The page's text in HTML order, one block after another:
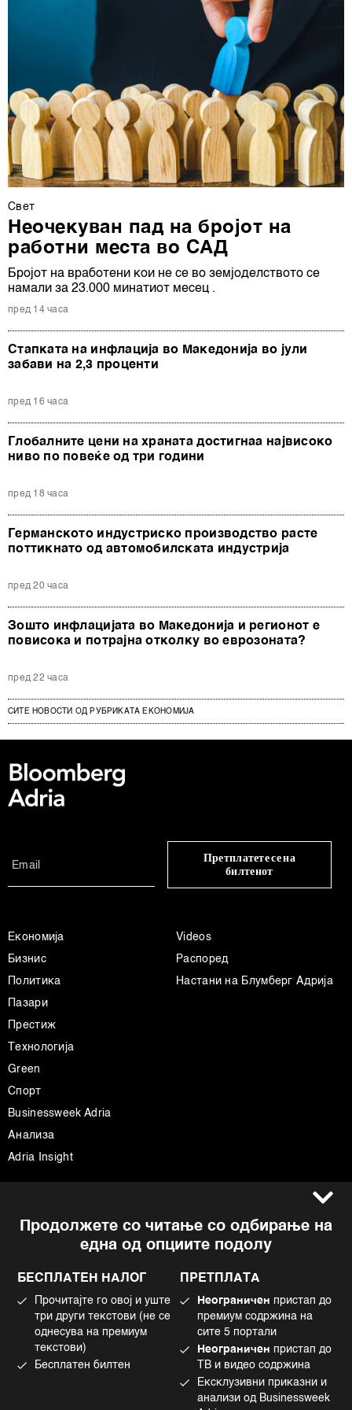
Свет
Неочекуван пад на бројот на
работни места во САД
Бројот на вработени кои не се во земјоделството се
намали за 23.000 минатиот месец .
пред 14 часа
Стапката на инфлација во Македонија во јули
забави на 2,3 проценти
пред 16 часа
Глобалните цени на храната достигнаа највисоко
ниво по повеќе од три години
пред 18 часа
Германското индустриско производство расте
поттикнато од автомобилската индустрија
пред 20 часа
Зошто инфлацијата во Македонија и регионот е
повисока и потрајна отколку во еврозоната?
пред 22 часа
СИТЕ НОВОСТИ ОД РУБРИКАТА ЕКОНОМИЈА
Продолжете со читање со одбирање на
една од опциите подолу
БЕСПЛАТЕН НАЛОГ
Прочитајте го овој и уште
три други текстови (не се
однесува на премиум
текстови)
Бесплатен билтен
ПРЕТПЛАТА
Неограничен пристап до
премиум содржина на
сите 5 портали
Неограничен пристап до
ТВ и видео содржина
Ексклузивни приказни и
анализи од Businessweek
Претплатете се на
билтенот
Економија
Бизнис
Политика
Пазари
Престиж
Технологија
Green
Спорт
Businessweek Adria
Анализа
Adria Insight
Videos
Распоред
Настани на Блумберг Адрија
Импресум
Политика на приватност
Политика за колачиња
Употреба на вештачка интелигенција
Facebook
Instagram
Twitter
Tiktok
BLOOMBERG logo are registered trademarks and service marks of
Bloomberg Finance L.P. or its subsidiaries, displayed with permission
Bloomberg Adria is a Mtel Swiss SA Property